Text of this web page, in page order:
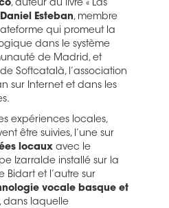
, auteur du livre « Las
Daniel Esteban, membre
qui promeut la
dans le système
de Madrid, et
Softcatalà, l’association
sur Internet et dans les
expériences locales,
être suivies, l’une sur
locaux avec le
Izarralde installé sur la
Bidart et l’autre sur
vocale basque et
, dans laquelle